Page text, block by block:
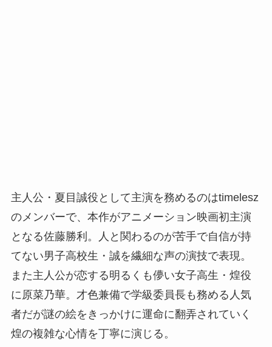
主人公・夏目誠役として主演を務めるのはtimelesz
のメンバーで、本作がアニメーション映画初主演
となる佐藤勝利。人と関わるのが苦手で自信が持
てない男子高校生・誠を繊細な声の演技で表現。
また主人公が恋する明るくも儚い女子高生・煌役
に原菜乃華。才色兼備で学級委員長も務める人気
者だが謎の絵をきっかけに運命に翻弄されていく
煌の複雑な心情を丁寧に演じる。